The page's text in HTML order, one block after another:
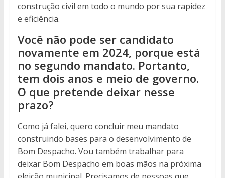
construção civil em todo o mundo por sua rapidez
e eficiência.
Você não pode ser candidato
novamente em 2024, porque está
no segundo mandato. Portanto,
tem dois anos e meio de governo.
O que pretende deixar nesse
prazo?
Como já falei, quero concluir meu mandato
construindo bases para o desenvolvimento de
Bom Despacho. Vou também trabalhar para
deixar Bom Despacho em boas mãos na próxima